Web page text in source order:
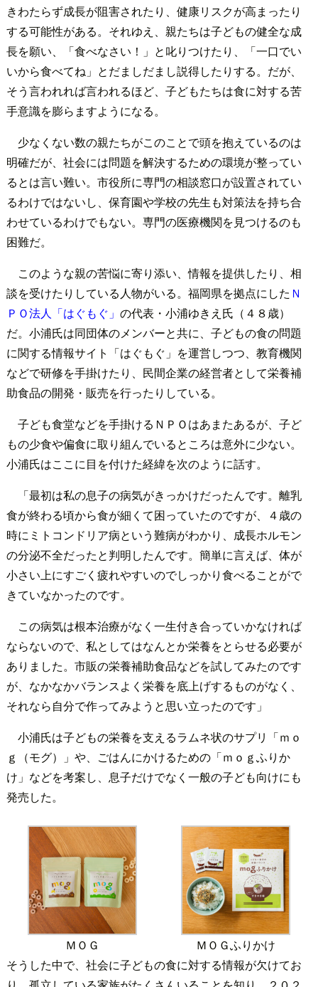
きわたらず成長が阻害されたり、健康リスクが高まったり
する可能性がある。それゆえ、親たちは子どもの健全な成
長を願い、「食べなさい！」と叱りつけたり、「一口でい
いから食べてね」とだましだまし説得したりする。だが、
そう言われれば言われるほど、子どもたちは食に対する苦
手意識を膨らますようになる。
少なくない数の親たちがこのことで頭を抱えているのは
明確だが、社会には問題を解決するための環境が整ってい
るとは言い難い。市役所に専門の相談窓口が設置されてい
るわけではないし、保育園や学校の先生も対策法を持ち合
わせているわけでもない。専門の医療機関を見つけるのも
困難だ。
このような親の苦悩に寄り添い、情報を提供したり、相
談を受けたりしている人物がいる。福岡県を拠点にした Ｎ
ＰＯ法人「はぐもぐ」 の代表・小浦ゆきえ氏（４８歳）
だ。小浦氏は同団体のメンバーと共に、子どもの食の問題
に関する情報サイト「はぐもぐ」を運営しつつ、教育機関
などで研修を手掛けたり、民間企業の経営者として栄養補
助食品の開発・販売を行ったりしている。
子ども食堂などを手掛けるＮＰＯはあまたあるが、子ど
もの少食や偏食に取り組んでいるところは意外に少ない。
小浦氏はここに目を付けた経緯を次のように話す。
「最初は私の息子の病気がきっかけだったんです。離乳
食が終わる頃から食が細くて困っていたのですが、４歳の
時にミトコンドリア病という難病がわかり、成長ホルモン
の分泌不全だったと判明したんです。簡単に言えば、体が
小さい上にすごく疲れやすいのでしっかり食べることがで
きていなかったのです。
この病気は根本治療がなく一生付き合っていかなければ
ならないので、私としてはなんとか栄養をとらせる必要が
ありました。市販の栄養補助食品などを試してみたのです
が、なかなかバランスよく栄養を底上げするものがなく、
それなら自分で作ってみようと思い立ったのです」
小浦氏は子どもの栄養を支えるラムネ状のサプリ「ｍｏ
ｇ（モグ）」や、ごはんにかけるための「ｍｏｇふりか
け」などを考案し、息子だけでなく一般の子ども向けにも
発売した。
ＭＯＧ
ＭＯＧふりかけ
そうした中で、社会に子どもの食に対する情報が欠けてお